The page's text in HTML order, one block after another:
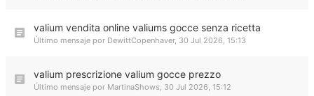
valium vendita online valiums gocce senza ricetta
Último mensaje por DewittCopenhaver, 30 Jul 2026, 15:13
valium prescrizione valium gocce prezzo
Último mensaje por MartinaShows, 30 Jul 2026, 15:12